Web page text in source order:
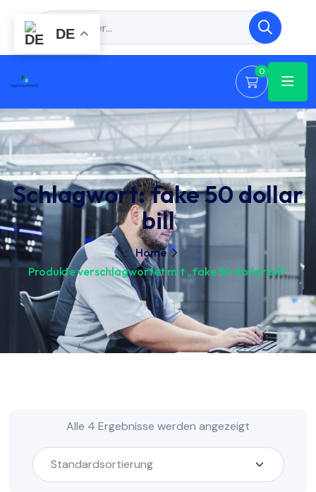
0
Schlagwort:fake 50 dollar
bill
Home
Produkte verschlagwortet mit „fake 50 dollar bill“
Alle 4 Ergebnisse werden angezeigt
DE